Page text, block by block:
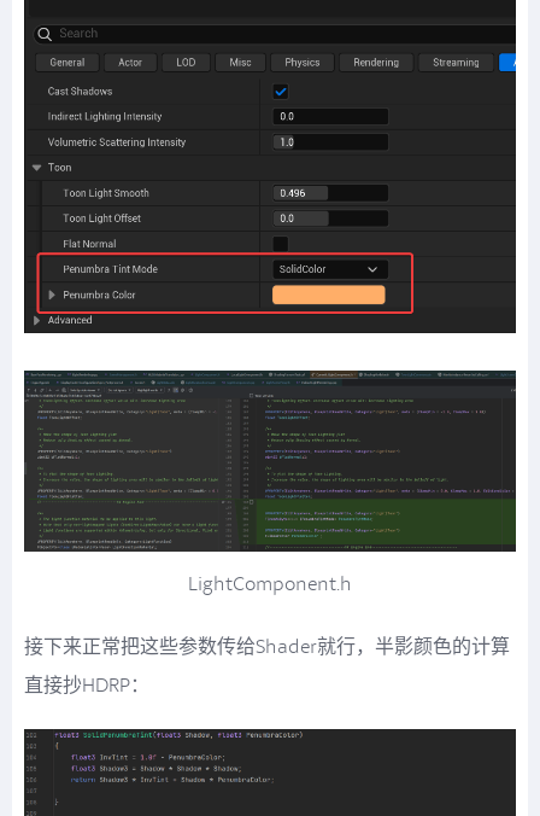
LightComponent.h
接下来正常把这些参数传给Shader就行，半影颜色的计算
直接抄HDRP：